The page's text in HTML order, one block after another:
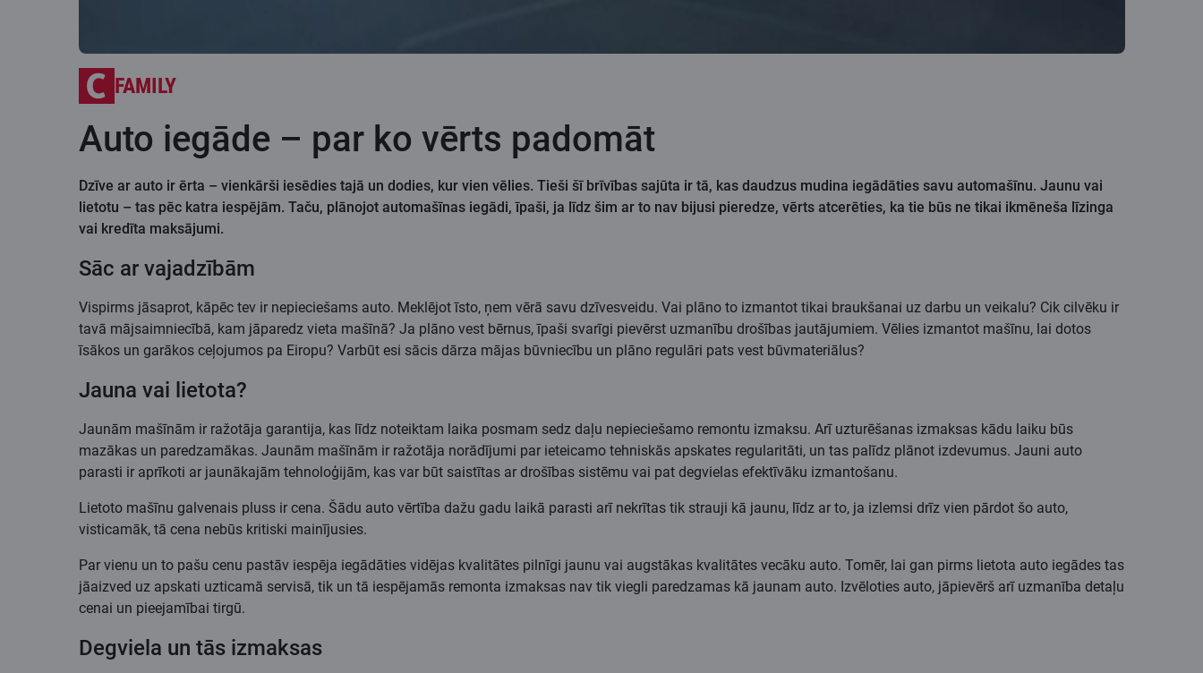
FAMILY
Auto iegāde – par ko vērts padomāt
Dzīve ar auto ir ērta – vienkārši iesēdies tajā un dodies, kur vien vēlies. Tieši šī brīvības sajūta ir tā, kas daudzus mudina iegādāties savu automašīnu. Jaunu vai
lietotu – tas pēc katra iespējām. Taču, plānojot automašīnas iegādi, īpaši, ja līdz šim ar to nav bijusi pieredze, vērts atcerēties, ka tie būs ne tikai ikmēneša līzinga
vai kredīta maksājumi.
Sāc ar vajadzībām
Vispirms jāsaprot, kāpēc tev ir nepieciešams auto. Meklējot īsto, ņem vērā savu dzīvesveidu. Vai plāno to izmantot tikai braukšanai uz darbu un veikalu? Cik cilvēku ir
tavā mājsaimniecībā, kam jāparedz vieta mašīnā? Ja plāno vest bērnus, īpaši svarīgi pievērst uzmanību drošības jautājumiem. Vēlies izmantot mašīnu, lai dotos
īsākos un garākos ceļojumos pa Eiropu? Varbūt esi sācis dārza mājas būvniecību un plāno regulāri pats vest būvmateriālus?
Jauna vai lietota?
Jaunām mašīnām ir ražotāja garantija, kas līdz noteiktam laika posmam sedz daļu nepieciešamo remontu izmaksu. Arī uzturēšanas izmaksas kādu laiku būs
mazākas un paredzamākas. Jaunām mašīnām ir ražotāja norādījumi par ieteicamo tehniskās apskates regularitāti, un tas palīdz plānot izdevumus. Jauni auto
parasti ir aprīkoti ar jaunākajām tehnoloģijām, kas var būt saistītas ar drošības sistēmu vai pat degvielas efektīvāku izmantošanu.
Lietoto mašīnu galvenais pluss ir cena. Šādu auto vērtība dažu gadu laikā parasti arī nekrītas tik strauji kā jaunu, līdz ar to, ja izlemsi drīz vien pārdot šo auto,
visticamāk, tā cena nebūs kritiski mainījusies.
Par vienu un to pašu cenu pastāv iespēja iegādāties vidējas kvalitātes pilnīgi jaunu vai augstākas kvalitātes vecāku auto. Tomēr, lai gan pirms lietota auto iegādes tas
jāaizved uz apskati uzticamā servisā, tik un tā iespējamās remonta izmaksas nav tik viegli paredzamas kā jaunam auto. Izvēloties auto, jāpievērš arī uzmanība detaļu
cenai un pieejamībai tirgū.
Degviela un tās izmaksas